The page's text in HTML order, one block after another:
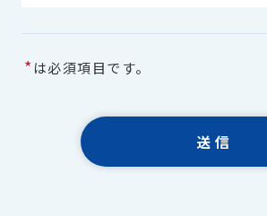
* は必須項目です。